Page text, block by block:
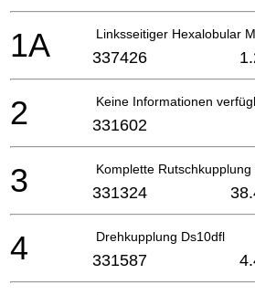
Linksseitiger Hexalobular
1A 337426
Keine Informationen
2 331602
Komplette Rutschkupplung
3 331324
Drehkupplung Ds10dfl
4 331587